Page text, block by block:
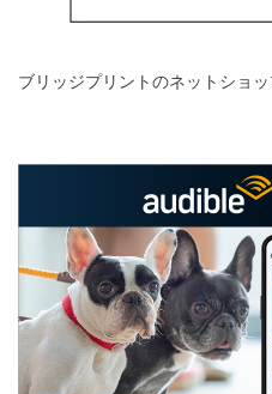
ブリッジプリントのネットショ